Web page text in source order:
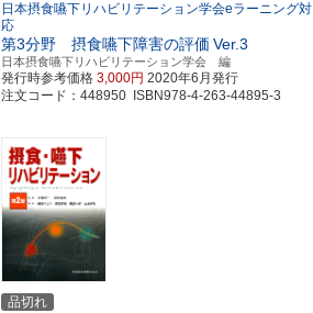
日本摂食嚥下リハビリテーション学会eラーニング対
応
第3分野 摂食嚥下障害の評価 Ver.3
日本摂食嚥下リハビリテーション学会 編
発行時参考価格 3,000円 2020年6月発行
注文コード：448950 ISBN978-4-263-44895-3
品切れ